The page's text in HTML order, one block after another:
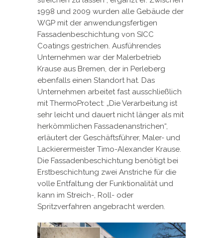
1998 und 2009 wurden alle Gebäude der
WGP mit der anwendungsfertigen
Fassadenbeschichtung von SICC
Coatings gestrichen. Ausführendes
Unternehmen war der Malerbetrieb
Krause aus Bremen, der in Perleberg
ebenfalls einen Standort hat. Das
Unternehmen arbeitet fast ausschließlich
mit ThermoProtect: „Die Verarbeitung ist
sehr leicht und dauert nicht länger als mit
herkömmlichen Fassadenanstrichen“,
erläutert der Geschäftsführer, Maler- und
Lackierermeister Timo-Alexander Krause.
Die Fassadenbeschichtung benötigt bei
Erstbeschichtung zwei Anstriche für die
volle Entfaltung der Funktionalität und
kann im Streich-, Roll- oder
Spritzverfahren angebracht werden.